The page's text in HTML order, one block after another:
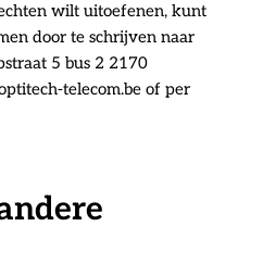
wilt uitoefenen, kunt
door te schrijven naar
5 bus 2 2170
telecom.be of per